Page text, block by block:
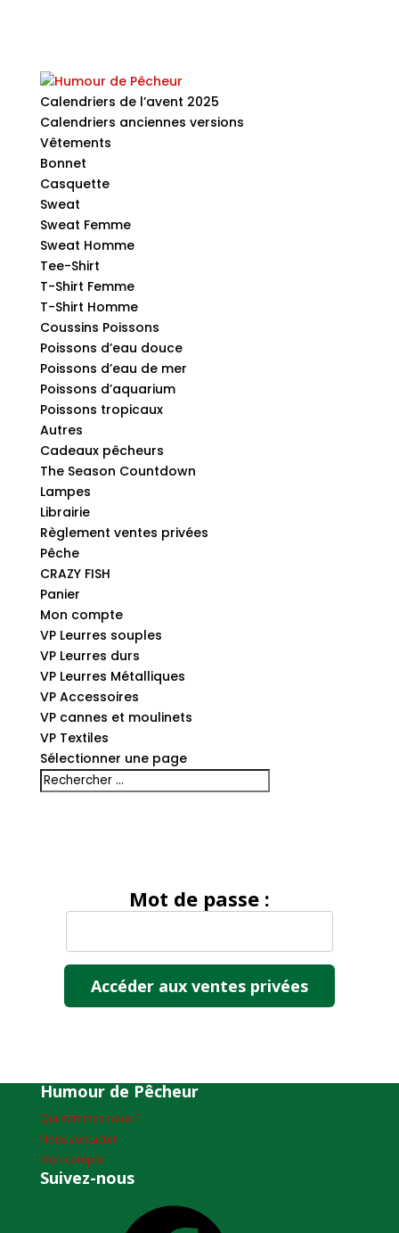
Calendriers de l’avent 2025
Calendriers anciennes versions
Vêtements
Bonnet
Casquette
Sweat
Sweat Femme
Sweat Homme
Tee-Shirt
T-Shirt Femme
T-Shirt Homme
Coussins Poissons
Poissons d’eau douce
Poissons d’eau de mer
Poissons d’aquarium
Poissons tropicaux
Autres
Cadeaux pêcheurs
The Season Countdown
Lampes
Librairie
Règlement ventes privées
Pêche
CRAZY FISH
Panier
Mon compte
VP Leurres souples
VP Leurres durs
VP Leurres Métalliques
VP Accessoires
VP cannes et moulinets
VP Textiles
Sélectionner une page
Mot de passe :
Humour de Pêcheur
Qui sommes-nous ?
Nous contacter
Mon compte
Suivez-nous